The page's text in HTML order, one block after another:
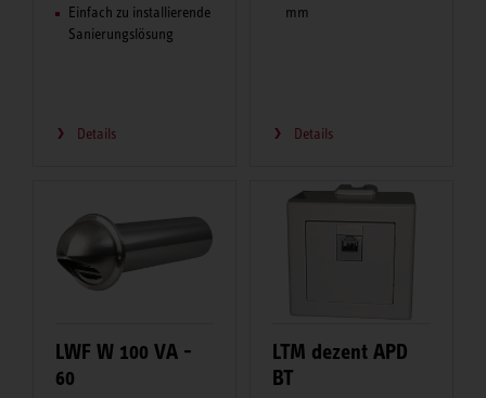
Einfach zu installierende
Sanierungslösung
Details
mm
Details
LWF W 100 VA -
60
LTM dezent APD
BT